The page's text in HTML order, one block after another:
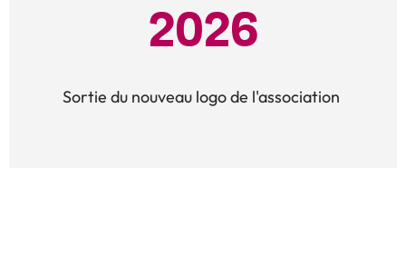
2026
Sortie du nouveau logo de l'association